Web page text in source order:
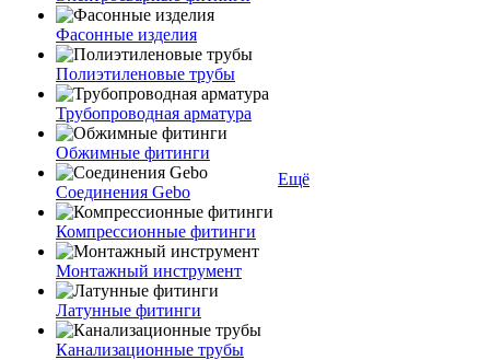
Фасонные изделия
Полиэтиленовые трубы
Трубопроводная арматура
Обжимные фитинги
Соединения Gebo
Компрессионные фитинги
Монтажный инструмент
Латунные фитинги
Канализационные трубы
Ещё